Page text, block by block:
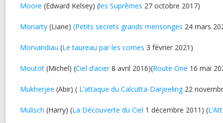
Moore (Edward Kelsey) (les Suprêmes 27 octobre 2017)
Moriarty (Liane) (Petits secrets grands mensonges 24 mars
Morvandiau (Le taureau par les cornes 3 février 2021)
Moutot (Michel) (Ciel d’acier8 avril 2016)(Route One 16 mai
Mukherjee (Abir) ( L’attaque du Calcutta-Darjeeling22
Mulisch (Harry) (La Découverte du Ciel 1 décembre 2011) (